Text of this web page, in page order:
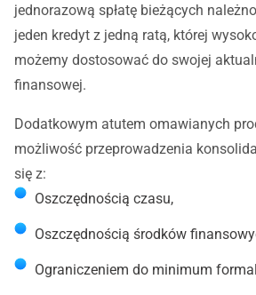
jednorazową spłatę bieżących
jeden kredyt z jedną ratą, której
możemy dostosować do swojej
finansowej.
Dodatkowym atutem omawianych
możliwość przeprowadzenia
się z:
Oszczędnością czasu,
Oszczędnością środków
Ograniczeniem do minimum